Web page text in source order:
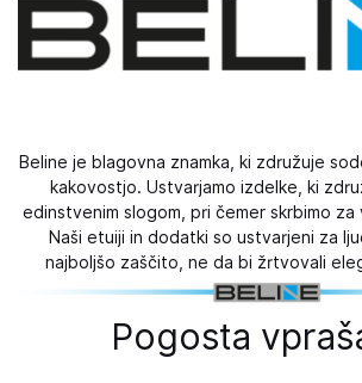
Beline je blagovna znamka, ki združuje
kakovostjo. Ustvarjamo izdelke, ki
edinstvenim slogom, pri čemer skrbimo
Naši etuiji in dodatki so ustvarjeni za
najboljšo zaščito, ne da bi žrtvovali
Pogosta